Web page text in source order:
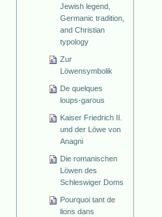
Jewish legend,
Germanic tradition,
and Christian
typology
Zur
Löwensymbolik
De quelques
loups-garous
Kaiser Friedrich II.
und der Löwe von
Anagni
Die romanischen
Löwen des
Schleswiger Doms
Pourquoi tant de
lions dans